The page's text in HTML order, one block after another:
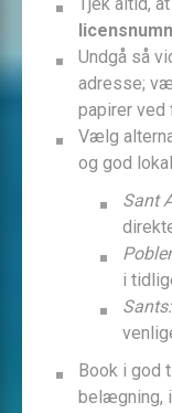
Undgå så
adresse;
papirer ved
Vælg
og god
Sant
i
Sants:
Book i god
belægning,